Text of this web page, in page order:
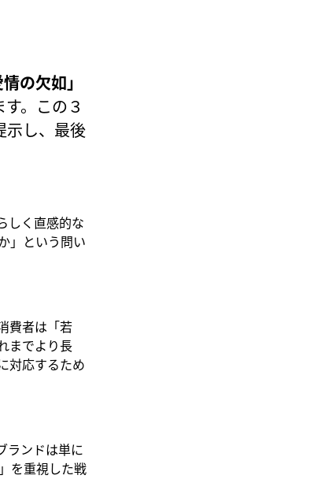
の欠如」
。この３
示し、最後
しく直感的な
」という問い
費者は「若
までより長
対応するため
ランドは単に
を重視した戦